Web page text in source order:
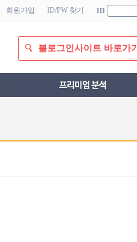
ID
ID/PW 찾기
회원가입
블로그인사이트 바로가기